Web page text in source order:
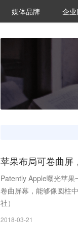
媒体品牌 36Kr
企
苹果布局可卷曲屏
Patently Apple曝光苹
卷曲屏幕，能够像圆柱
社）
2018-03-21